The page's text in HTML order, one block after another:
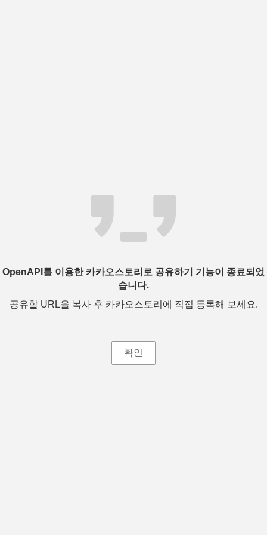
OpenAPI를 이용한 카카오스토리로 공유하기 기능이 종료되었
습니다.
공유할 URL을 복사 후 카카오스토리에 직접 등록해 보세요.
확인